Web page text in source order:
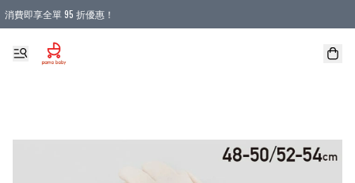
消費即享全單 95 折優惠！
購物滿 HKD 900.00即享免運費優惠！（適用於 本地送貨、本地取貨 )